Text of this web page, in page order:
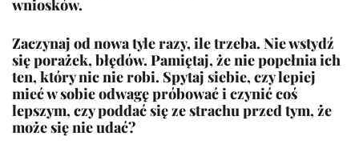
wniosków.
Zaczynaj od nowa tyle razy, ile trzeba. Nie wstydź
się porażek, błędów. Pamiętaj, że nie popełnia ich
ten, który nic nie robi. Spytaj siebie, czy lepiej
mieć w sobie odwagę próbować i czynić coś
lepszym, czy poddać się ze strachu przed tym, że
może się nie udać?